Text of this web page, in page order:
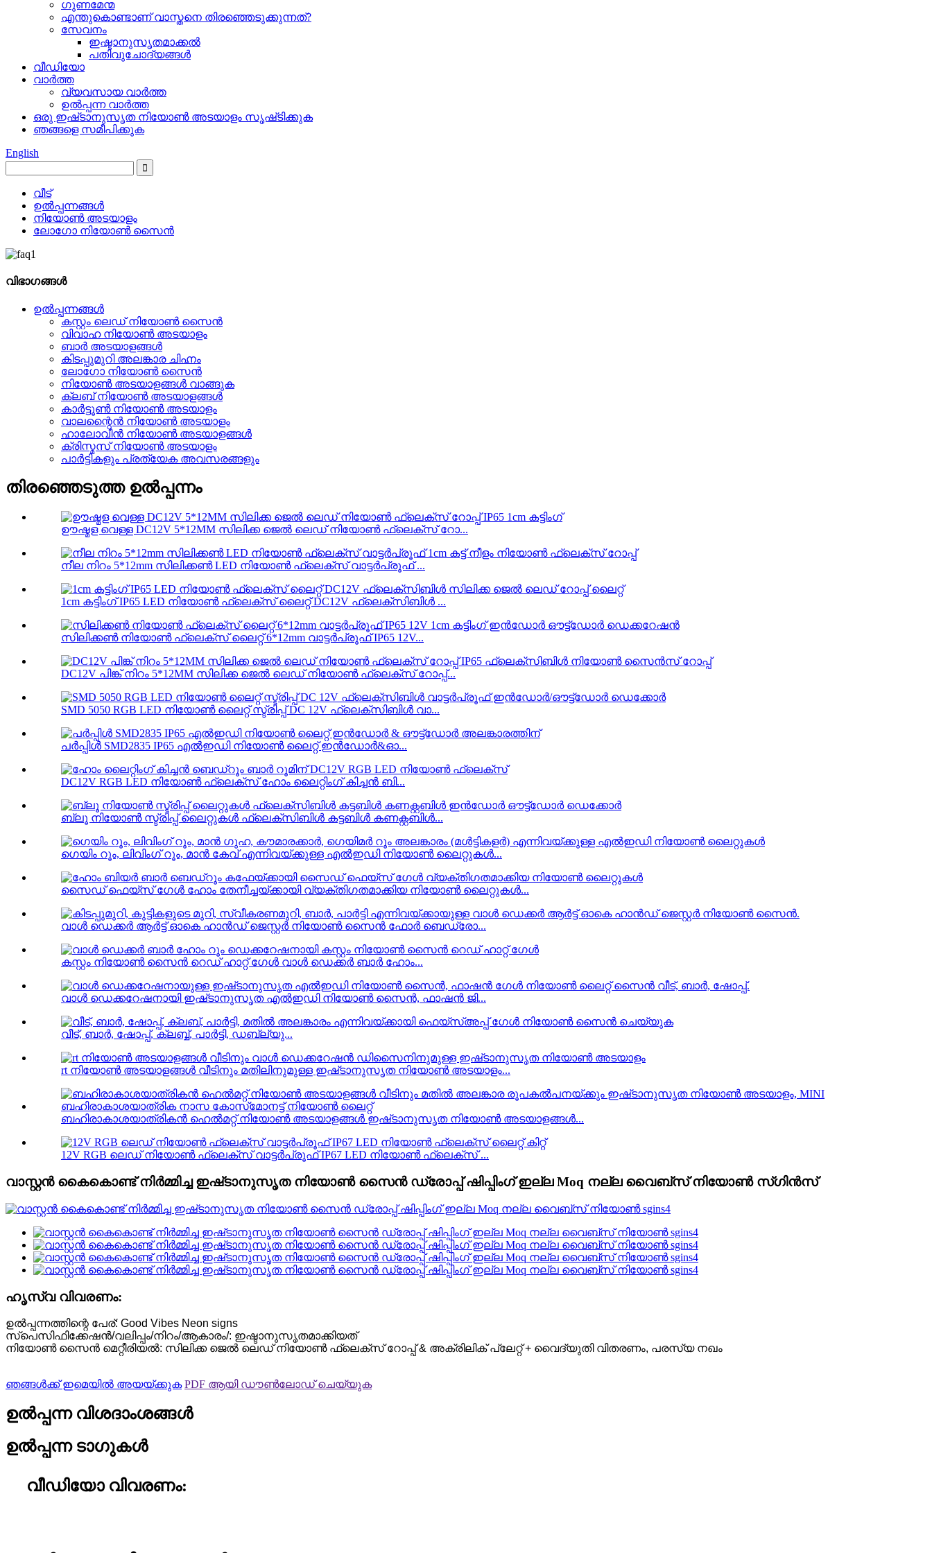
ഗുണമേന്മ
എന്തുകൊണ്ടാണ് വാസ്തനെ തിരഞ്ഞെടുക്കുന്നത്?
സേവനം
ഇഷ്ടാനുസൃതമാക്കൽ
പതിവുചോദ്യങ്ങൾ
വീഡിയോ
വാർത്ത
വ്യവസായ വാർത്ത
ഉൽപ്പന്ന വാർത്ത
ഒരു ഇഷ്‌ടാനുസൃത നിയോൺ അടയാളം സൃഷ്‌ടിക്കുക
ഞങ്ങളെ സമീപിക്കുക
English
വീട്
ഉൽപ്പന്നങ്ങൾ
നിയോൺ അടയാളം
ലോഗോ നിയോൺ സൈൻ
വിഭാഗങ്ങൾ
ഉൽപ്പന്നങ്ങൾ
കസ്റ്റം ലെഡ് നിയോൺ സൈൻ
വിവാഹ നിയോൺ അടയാളം
ബാർ അടയാളങ്ങൾ
കിടപ്പുമുറി അലങ്കാര ചിഹ്നം
ലോഗോ നിയോൺ സൈൻ
നിയോൺ അടയാളങ്ങൾ വാങ്ങുക
ക്ലബ് നിയോൺ അടയാളങ്ങൾ
കാർട്ടൂൺ നിയോൺ അടയാളം
വാലന്റൈൻ നിയോൺ അടയാളം
ഹാലോവീൻ നിയോൺ അടയാളങ്ങൾ
ക്രിസ്മസ് നിയോൺ അടയാളം
പാർട്ടികളും പ്രത്യേക അവസരങ്ങളും
തിരഞ്ഞെടുത്ത ഉൽപ്പന്നം
ഊഷ്മള വെള്ള DC12V 5*12MM സിലിക്ക ജെൽ ലെഡ് നിയോൺ ഫ്ലെക്സ് റോ...
നീല നിറം 5*12mm സിലിക്കൺ LED നിയോൺ ഫ്ലെക്സ് വാട്ടർപ്രൂഫ് ...
1cm കട്ടിംഗ് IP65 LED നിയോൺ ഫ്ലെക്സ് ലൈറ്റ് DC12V ഫ്ലെക്സിബിൾ ...
സിലിക്കൺ നിയോൺ ഫ്ലെക്സ് ലൈറ്റ് 6*12mm വാട്ടർപ്രൂഫ് IP65 12V...
DC12V പിങ്ക് നിറം 5*12MM സിലിക്ക ജെൽ ലെഡ് നിയോൺ ഫ്ലെക്സ് റോപ്പ്...
SMD 5050 RGB LED നിയോൺ ലൈറ്റ് സ്ട്രിപ്പ് DC 12V ഫ്ലെക്സിബിൾ വാ...
പർപ്പിൾ SMD2835 IP65 എൽഇഡി നിയോൺ ലൈറ്റ് ഇൻഡോർ&ഓ...
DC12V RGB LED നിയോൺ ഫ്ലെക്‌സ് ഹോം ലൈറ്റിംഗ് കിച്ചൻ ബി...
ബ്ലൂ നിയോൺ സ്ട്രിപ്പ് ലൈറ്റുകൾ ഫ്ലെക്സിബിൾ കട്ടബിൾ കണക്റ്റബിൾ...
ഗെയിം റൂം, ലിവിംഗ് റൂം, മാൻ കേവ് എന്നിവയ്ക്കുള്ള എൽഇഡി നിയോൺ ലൈറ്റുകൾ...
സൈഡ് ഫെയ്‌സ് ഗേൾ ഹോം തേനീച്ചയ്‌ക്കായി വ്യക്തിഗതമാക്കിയ നിയോൺ ലൈറ്റുകൾ...
വാൾ ഡെക്കർ ആർട്ട് ഓകെ ഹാൻഡ് ജെസ്റ്റർ നിയോൺ സൈൻ ഫോർ ബെഡ്രോ...
കസ്റ്റം നിയോൺ സൈൻ റെഡ് ഹാറ്റ് ഗേൾ വാൾ ഡെക്കർ ബാർ ഹോം...
വാൾ ഡെക്കറേഷനായി ഇഷ്‌ടാനുസൃത എൽഇഡി നിയോൺ സൈൻ, ഫാഷൻ ജി...
വീട്, ബാർ, ഷോപ്പ്, ക്ലബ്ബ്, പാർട്ടി, ഡബ്ല്യു...
rt നിയോൺ അടയാളങ്ങൾ വീടിനും മതിലിനുമുള്ള ഇഷ്‌ടാനുസൃത നിയോൺ അടയാളം...
ബഹിരാകാശയാത്രികൻ ഹെൽമറ്റ് നിയോൺ അടയാളങ്ങൾ ഇഷ്‌ടാനുസൃത നിയോൺ അടയാളങ്ങൾ...
12V RGB ലെഡ് നിയോൺ ഫ്ലെക്സ് വാട്ടർപ്രൂഫ് IP67 LED നിയോൺ ഫ്ലെക്സ് ...
വാസ്റ്റൻ കൈകൊണ്ട് നിർമ്മിച്ച ഇഷ്‌ടാനുസൃത നിയോൺ സൈൻ ഡ്രോപ്പ് ഷിപ്പിംഗ് ഇല്ല Moq നല്ല വൈബ്സ് നിയോൺ സ്ഗിൻസ്
ഹൃസ്വ വിവരണം:
ഉൽപ്പന്നത്തിന്റെ പേര്: Good Vibes Neon signs
സ്പെസിഫിക്കേഷൻ/വലിപ്പം/നിറം/ആകാരം/: ഇഷ്ടാനുസൃതമാക്കിയത്
നിയോൺ സൈൻ മെറ്റീരിയൽ: സിലിക്ക ജെൽ ലെഡ് നിയോൺ ഫ്ലെക്സ് റോപ്പ് & അക്രിലിക് പ്ലേറ്റ് + വൈദ്യുതി വിതരണം, പരസ്യ നഖം
ഞങ്ങൾക്ക് ഇമെയിൽ അയയ്ക്കുക PDF ആയി ഡൗൺലോഡ് ചെയ്യുക
ഉൽപ്പന്ന വിശദാംശങ്ങൾ
ഉൽപ്പന്ന ടാഗുകൾ
വീഡിയോ വിവരണം: